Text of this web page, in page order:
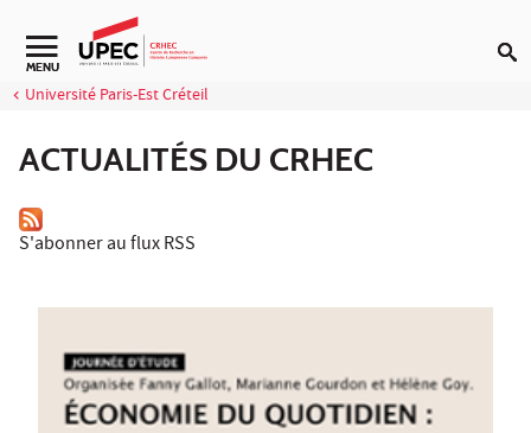
Aller au contenu
Navigation secondaire
MENU
Université Paris-Est Créteil
ACTUALITÉS DU CRHEC
S'abonner au flux RSS